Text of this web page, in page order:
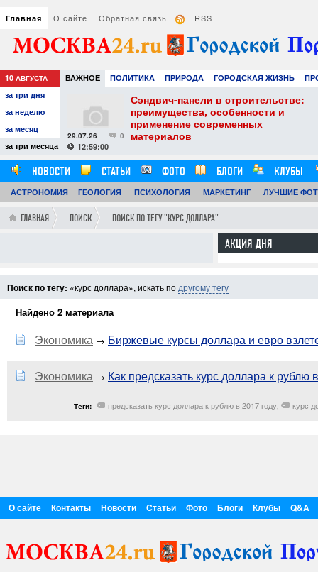
Главная О сайте Обратная связь RSS
10 АВГУСТА ВАЖНОЕ ПОЛИТИКА ПРИРОДА ГОРОДСКАЯ ЖИЗНЬ
ТЕХНОЛОГИИ
за три дня
за неделю
за месяц
за три месяца
советы для
0
29.07.26
12:59:00
Сэндвич-панели в строительстве:
преимущества, особенности и
применение современных
материалов
НОВОСТИ СТАТЬИ ФОТО БЛОГИ
КЛУБЫ
ОБЗОРЫ
ВИДЕОРЕПОРТАЖИ
АСТРОНОМИЯ ГЕОЛОГИЯ ПСИХОЛОГИЯ МАРКЕТИНГ ЛУЧШИЕ
ГЛАВНАЯ ПОИСК ПОИСК ПО ТЕГУ "КУРС ДОЛЛАРА"
АКЦИЯ ДНЯ
Поиск по тегу: «курс доллара», искать по другому тегу
Найдено 2 материала
Экономика → Биржевые курсы доллара и евро
Экономика → Как предсказать курс доллара к рублю
Теги: предсказать курс доллара к рублю в 2017 году, курс
О сайте Контакты Новости Статьи Фото Блоги Клубы Q&A